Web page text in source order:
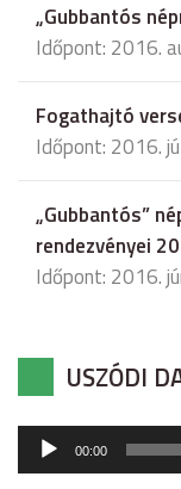
„Gubbantós
Időpont: 2016.
Fogathajtó
Időpont: 2016.
„Gubbantós”
rendezvényei
Időpont: 2016.
USZÓDI
Audió
lejátszó
00:00